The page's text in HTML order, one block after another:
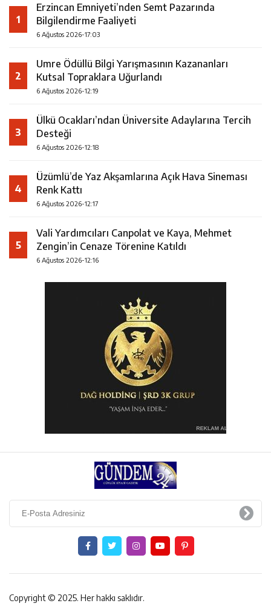
1
Erzincan Emniyeti’nden Semt Pazarında
Bilgilendirme Faaliyeti
6 Ağustos 2026-17:03
2
Umre Ödüllü Bilgi Yarışmasının Kazananları
Kutsal Topraklara Uğurlandı
6 Ağustos 2026-12:19
3
Ülkü Ocakları’ndan Üniversite Adaylarına Tercih
Desteği
6 Ağustos 2026-12:18
4
Üzümlü’de Yaz Akşamlarına Açık Hava Sineması
Renk Kattı
6 Ağustos 2026-12:17
5
Vali Yardımcıları Canpolat ve Kaya, Mehmet
Zengin’in Cenaze Törenine Katıldı
6 Ağustos 2026-12:16
Copyright © 2025. Her hakkı saklıdır.